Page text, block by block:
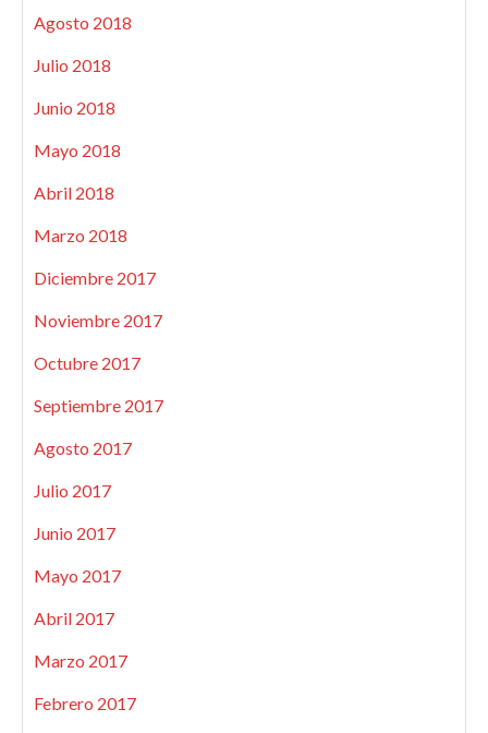
Agosto 2018
Julio 2018
Junio 2018
Mayo 2018
Abril 2018
Marzo 2018
Diciembre 2017
Noviembre 2017
Octubre 2017
Septiembre 2017
Agosto 2017
Julio 2017
Junio 2017
Mayo 2017
Abril 2017
Marzo 2017
Febrero 2017